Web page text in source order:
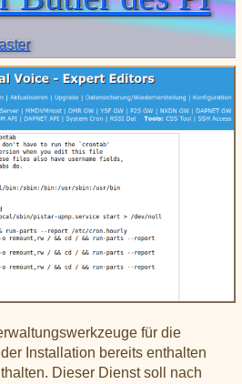
DAPNET
Wires-X
für die
Installation bereits enthalten
Dieser Dienst soll nach